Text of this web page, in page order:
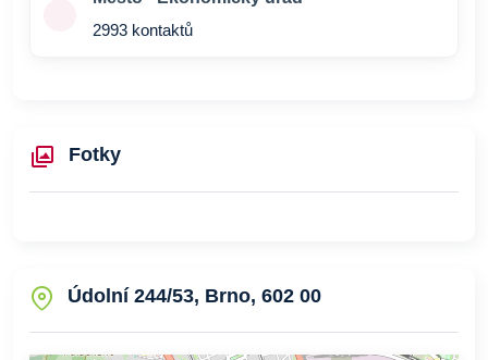
2993 kontaktů
Fotky
Údolní 244/53, Brno, 602 00